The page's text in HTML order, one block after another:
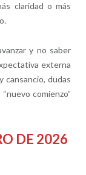
claridad o más
y no saber
externa
cansancio, dudas
comienzo”
DE 2026